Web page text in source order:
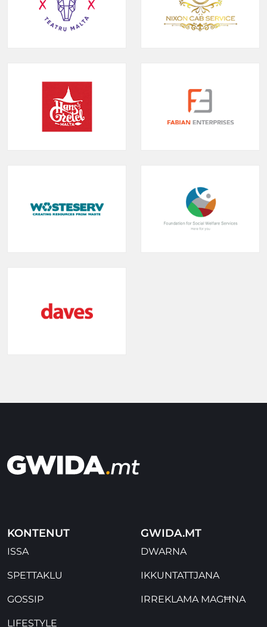
KONTENUT
ISSA
SPETTAKLU
GOSSIP
LIFESTYLE
GWIDA.MT
DWARNA
IKKUNTATTJANA
IRREKLAMA MAGĦNA